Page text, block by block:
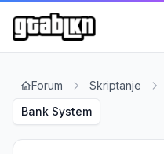
Forum Skriptanje
Bank System